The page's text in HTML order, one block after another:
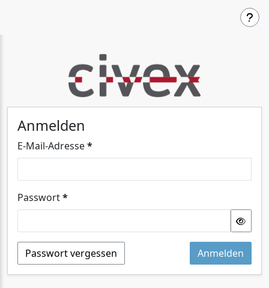
Anmelden
E-Mail-Adresse*Pflichtfeld
Passwort*Pflichtfeld
Passwort vergessen Anmelden